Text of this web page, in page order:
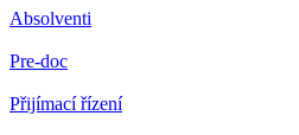
Absolventi
Pre-doc
Přijímací řízení